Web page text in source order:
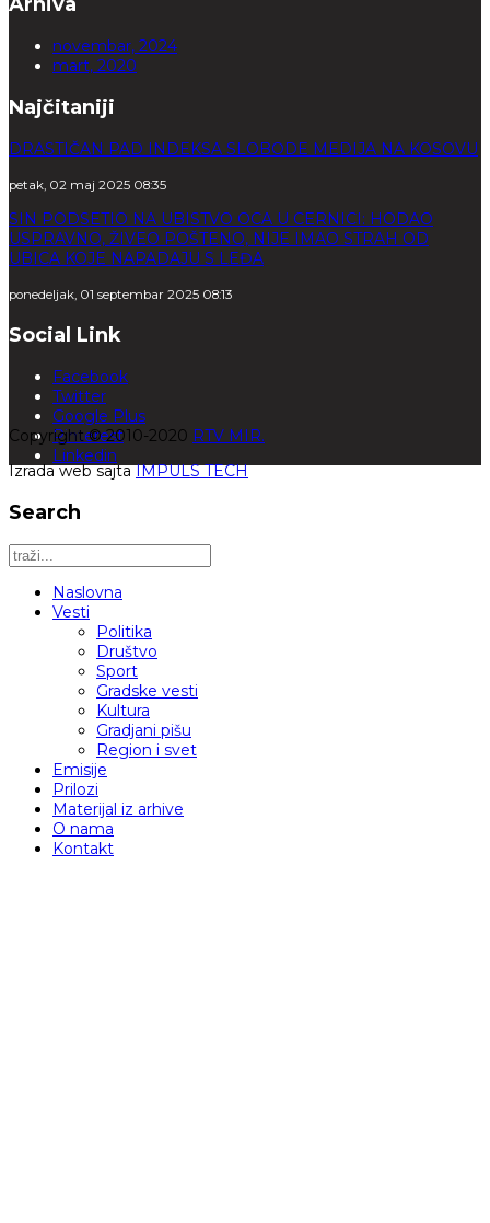
novembar, 2024
mart, 2020
Najčitaniji
DRASTIČAN PAD INDEKSA SLOBODE MEDIJA NA KOSOVU
petak, 02 maj 2025 08:35
SIN PODSETIO NA UBISTVO OCA U CERNICI: HODAO
USPRAVNO, ŽIVEO POŠTENO, NIJE IMAO STRAH OD
UBICA KOJE NAPADAJU S LEĐA
ponedeljak, 01 septembar 2025 08:13
Social Link
Facebook
Twitter
Google Plus
Pinterest
Linkedin
Copyright © 2010-2020 RTV MIR.
Izrada web sajtaIMPULS TECH
Search
Naslovna
Vesti
Politika
Društvo
Sport
Gradske vesti
Kultura
Gradjani pišu
Region i svet
Emisije
Prilozi
Materijal iz arhive
O nama
Kontakt